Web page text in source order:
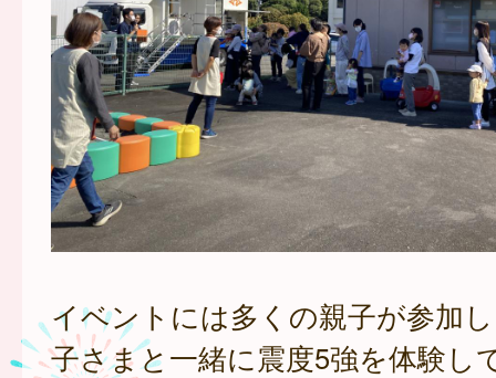
イベントには多くの親子が参加
子さまと一緒に震度5強を体験し